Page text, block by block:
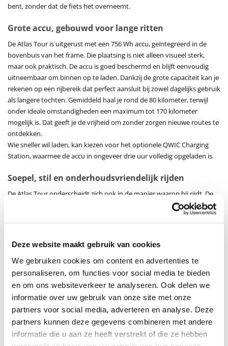
Deze website maakt gebruik van cookies
We gebruiken cookies om content en advertenties te
personaliseren, om functies voor social media te bieden
en om ons websiteverkeer te analyseren. Ook delen we
informatie over uw gebruik van onze site met onze
partners voor social media, adverteren en analyse. Deze
partners kunnen deze gegevens combineren met andere
informatie die u aan ze heeft verstrekt of die ze hebben
bent, zonder dat de fiets het overneemt.
Grote accu, gebouwd voor lange ritten
De Atlas Tour is uitgerust met een 756 Wh accu, geïntegreerd in de
bovenbuis van het frame. Die plaatsing is niet alleen visueel sterk,
maar ook praktisch. De accu is goed beschermd en blijft eenvoudig
uitneembaar om binnen op te laden. Dankzij de grote capaciteit kan je
rekenen op een rijbereik dat perfect aansluit bij zowel dagelijks gebruik
als langere tochten. Gemiddeld haal je rond de 80 kilometer, terwijl
onder ideale omstandigheden een maximum tot 170 kilometer
mogelijk is. Dat geeft je de vrijheid om zonder zorgen nieuwe routes te
ontdekken.
Wie sneller wil laden, kan kiezen voor het optionele QWIC Charging
Station, waarmee de accu in ongeveer drie uur volledig opgeladen is.
Soepel, stil en onderhoudsvriendelijk rijden
De Atlas Tour onderscheidt zich ook in de manier waarop hij rijdt. De
combinatie van een traploze naafversnelling en een riemaandrijving
zorgt voor een bijzonder vloeiende en stille ervaring. Je kiest zelf hoe
langere trajecten. Schakelen kan bovendien altijd, zelfs wanneer je
stilstaat. De riemaandrijving, gemaakt van carbon en kunststof, maakt
het geheel extra duurzaam en onderhoudsvriendelijk. Geen ketting
die gesmeerd moet worden, geen vuil dat zich ophoopt, gewoon
zorgeloos fietsen.
Comfort op elk terrein
De Atlas is gemaakt om verder te gaan dan enkel asfalt. De 27.5 inch
Schwalbe banden geven je grip en stabiliteit, zowel op verharde wegen